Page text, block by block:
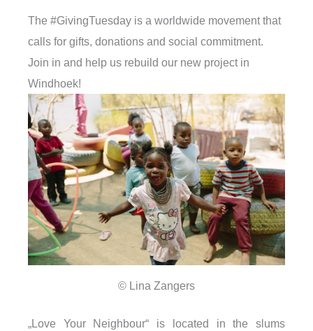
The #GivingTuesday is a worldwide movement that
calls for gifts, donations and social commitment.
Join in and help us rebuild our new project in
Windhoek!
© Lina Zangers
„Love Your Neighbour“ is located in the slums